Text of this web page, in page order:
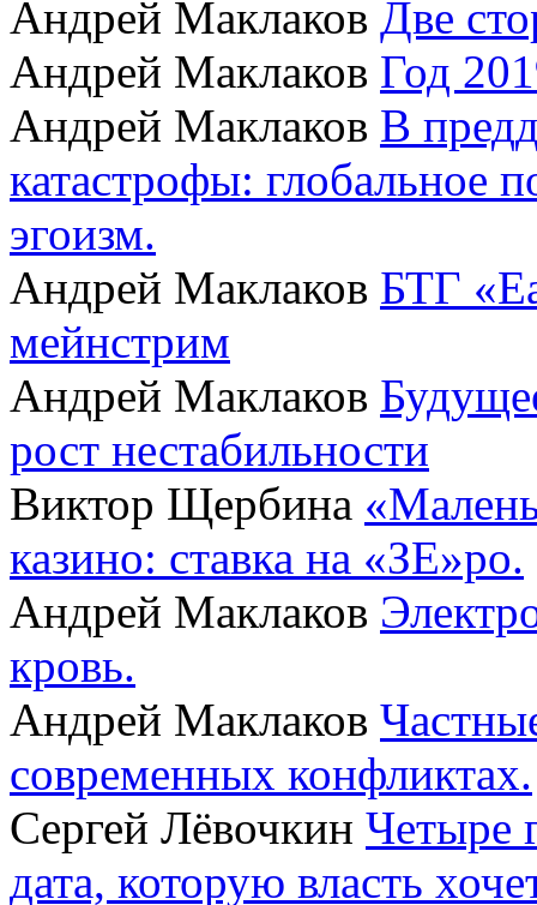
Андрей Маклаков Две
Андрей Маклаков Год
Андрей Маклаков В
катастрофы: глобальное
эгоизм.
Андрей Маклаков БТГ
мейнстрим
Андрей Маклаков
рост нестабильности
Виктор Щербина
казино: ставка на «ЗЕ»ро.
Андрей Маклаков
кровь.
Андрей Маклаков
современных конфликтах.
Сергей Лёвочкин Четыре
дата, которую власть